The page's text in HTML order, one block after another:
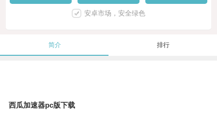
安卓市场，安全绿色
简介 排行
西瓜加速器pc版下载